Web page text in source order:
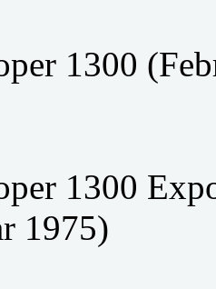
1300
1300
1975)